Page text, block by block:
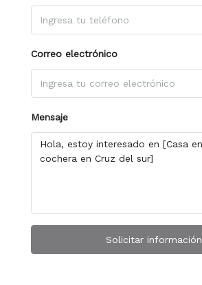
Correo electrónico
Mensaje
Solicitar información